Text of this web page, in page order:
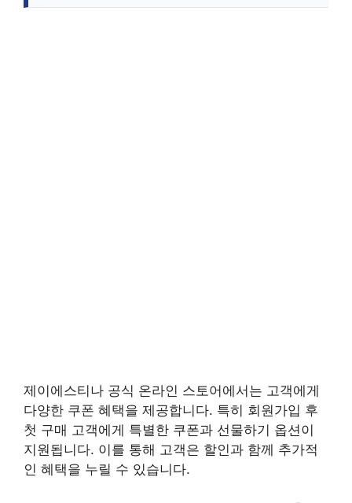
제이에스티나 공식 온라인 스토어에서는 고객에게
다양한 쿠폰 혜택을 제공합니다. 특히 회원가입 후
첫 구매 고객에게 특별한 쿠폰과 선물하기 옵션이
지원됩니다. 이를 통해 고객은 할인과 함께 추가적
인 혜택을 누릴 수 있습니다.